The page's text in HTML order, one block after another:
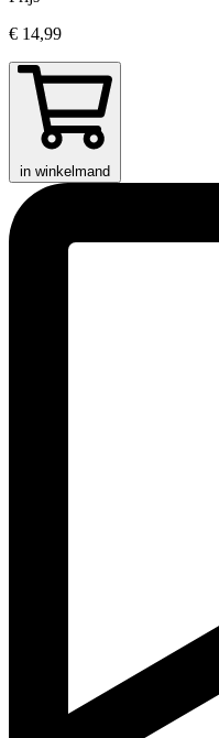
€ 14,99
in winkelmand